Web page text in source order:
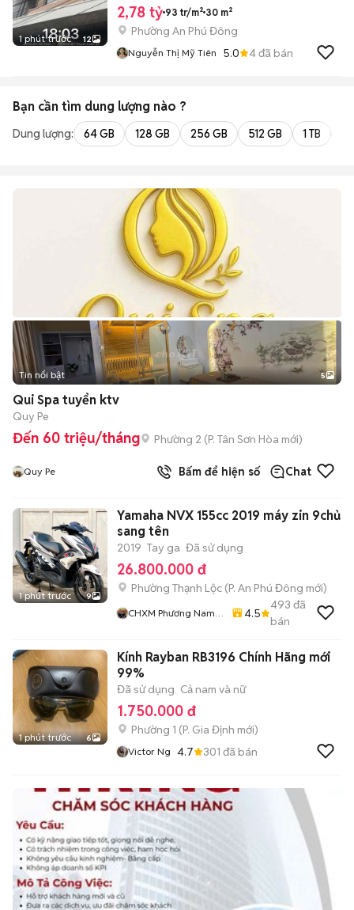
1 phút trước 12
2,78 tỷ 93 tr/m² 30 m²
Phường An Phú Đông
Nguyễn Thị Mỹ Tiên 5.0 4đã bán
Bạn cần tìm dung lượng nào ?
Dung lượng: 64 GB 128 GB 256 GB 512 GB 1 TB
Tin nổi bật 5
Qui Spa tuyển ktv
Quy Pe
Đến 60 triệu/tháng Phường 2 (P. Tân Sơn Hòa mới)
Quy Pe Bấm để hiện số Chat
1 phút trước 9
Yamaha NVX 155cc 2019 máy zin 9chủ
sang tên
2019 Tay ga Đã sử dụng
26.800.000 đ
Phường Thạnh Lộc (P. An Phú Đông mới)
CHXM Phương Nam
4.5
493 đã
bán
1 phút trước 6
Kính Rayban RB3196 Chính Hãng mới
99%
Đã sử dụng Cả nam và nữ
1.750.000 đ
Phường 1 (P. Gia Định mới)
Victor Ng 4.7 301 đã bán